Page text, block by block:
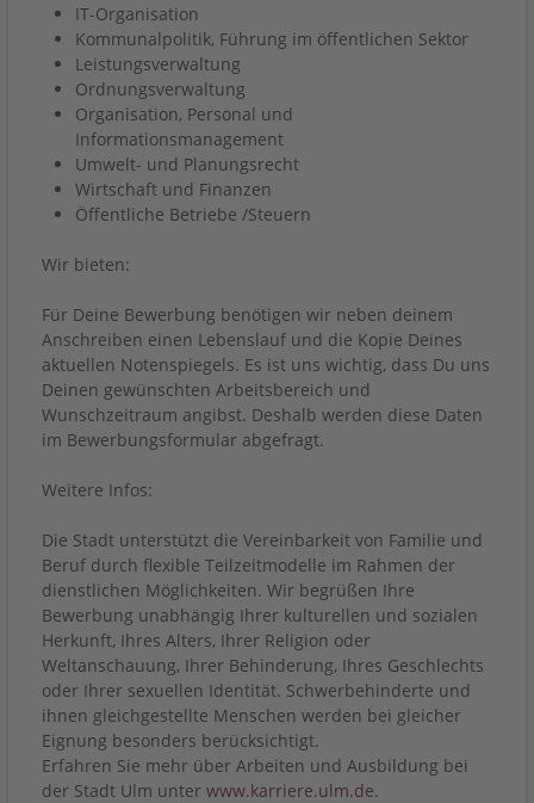
IT-Organisation
Kommunalpolitik, Führung im öffentlichen Sektor
Leistungsverwaltung
Ordnungsverwaltung
Organisation, Personal und
Informationsmanagement
Umwelt- und Planungsrecht
Wirtschaft und Finanzen
Öffentliche Betriebe /Steuern
Wir bieten:
Für Deine Bewerbung benötigen wir neben deinem
Anschreiben einen Lebenslauf und die Kopie Deines
aktuellen Notenspiegels. Es ist uns wichtig, dass Du uns
Deinen gewünschten Arbeitsbereich und
Wunschzeitraum angibst. Deshalb werden diese Daten
im Bewerbungsformular abgefragt.
Weitere Infos:
Die Stadt unterstützt die Vereinbarkeit von Familie und
Beruf durch flexible Teilzeitmodelle im Rahmen der
dienstlichen Möglichkeiten. Wir begrüßen Ihre
Bewerbung unabhängig Ihrer kulturellen und sozialen
Herkunft, Ihres Alters, Ihrer Religion oder
Weltanschauung, Ihrer Behinderung, Ihres Geschlechts
oder Ihrer sexuellen Identität. Schwerbehinderte und
ihnen gleichgestellte Menschen werden bei gleicher
Eignung besonders berücksichtigt.
Erfahren Sie mehr über Arbeiten und Ausbildung bei
der Stadt Ulm unter www.karriere.ulm.de.